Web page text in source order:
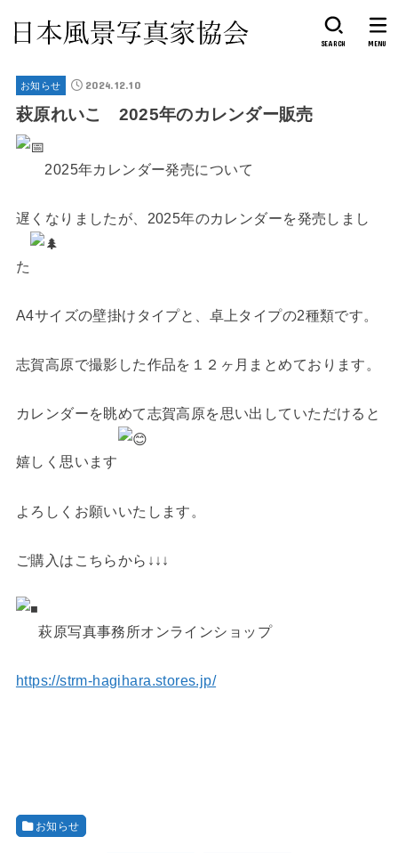
SEARCH MENU
お知らせ 2024.12.10
萩原れいこ 2025年のカレンダー販売
2025年カレンダー発売について
遅くなりましたが、2025年のカレンダーを発売しまし
た
A4サイズの壁掛けタイプと、卓上タイプの2種類です。
志賀高原で撮影した作品を１２ヶ月まとめております。
カレンダーを眺めて志賀高原を思い出していただけると
嬉しく思います
よろしくお願いいたします。
ご購入はこちらから↓↓↓
萩原写真事務所オンラインショップ
https://strm-hagihara.stores.jp/
お知らせ